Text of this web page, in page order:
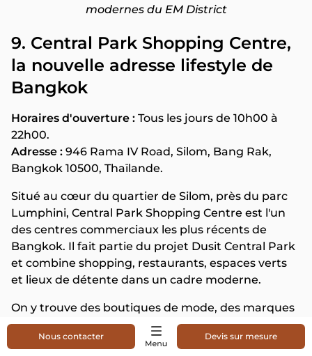
modernes du EM District
9. Central Park Shopping Centre,
la nouvelle adresse lifestyle de
Bangkok
Horaires d'ouverture : Tous les jours de 10h00 à
22h00.
Adresse : 946 Rama IV Road, Silom, Bang Rak,
Bangkok 10500, Thaïlande.
Situé au cœur du quartier de Silom, près du parc
Lumphini, Central Park Shopping Centre est l'un
des centres commerciaux les plus récents de
Bangkok. Il fait partie du projet Dusit Central Park
et combine shopping, restaurants, espaces verts
et lieux de détente dans un cadre moderne.
On y trouve des boutiques de mode, des marques
lifestyle, des restaurants, des cafés et des espaces
de restauration variés. Son principal atout est son
Nous contacter Devis sur mesure